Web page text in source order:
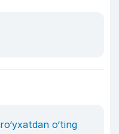
ro‘yxatdan o‘ting